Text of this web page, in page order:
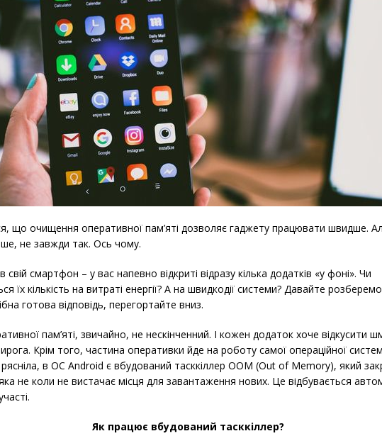
що очищення оперативної пам’яті дозволяє гаджету працювати швидше.
не завжди так. Ось чому.
свій смартфон – у вас напевно відкриті відразу кілька додатків «у фоні». Чи
їх кількість на витраті енергії? А на швидкодії системи? Давайте
готова відповідь, перегортайте вниз.
пам’яті, звичайно, не нескінченний. І кожен додаток хоче відкусити
Крім того, частина оперативки йде на роботу самої операційної
в ОС Android є вбудований тасккіллер OOM (Out of Memory), який
не коли не вистачає місця для завантаження нових. Це відбувається
Як працює вбудований тасккіллер?